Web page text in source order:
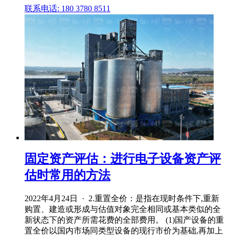
联系电话: 180 3780 8511
固定资产评估：进行电子设备资产评
估时常用的方法
2022年4月24日 · 2.重置全价：是指在现时条件下,重新
购置、建造或形成与估值对象完全相同或基本类似的全
新状态下的资产所需花费的全部费用。 (1)国产设备的重
置全价以国内市场同类型设备的现行市价为基础,再加上